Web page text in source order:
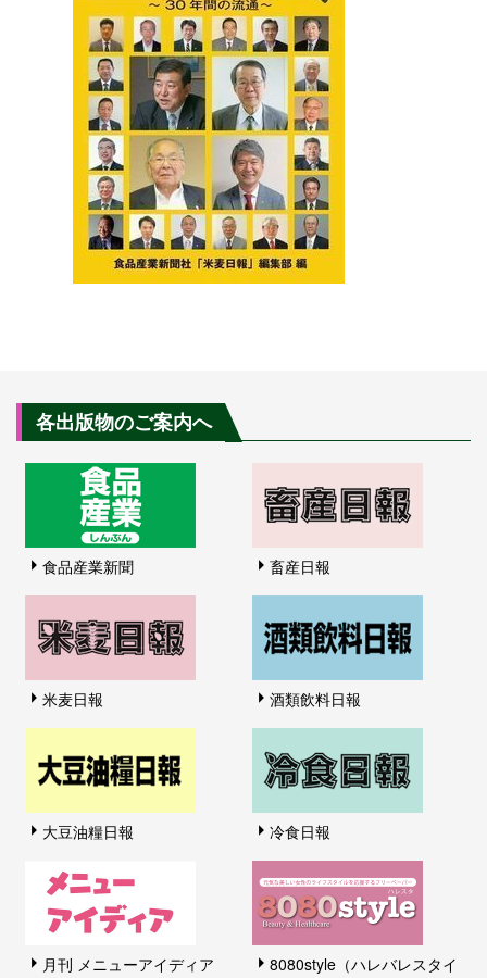
各出版物のご案内へ
食品産業新聞 畜産日報
米麦日報 酒類飲料日報
大豆油糧日報 冷食日報
月刊 メニューアイディア
8080style（ハレバレスタイ